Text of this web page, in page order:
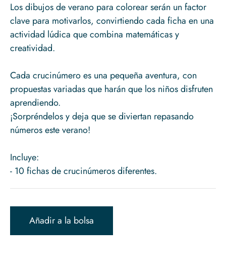
Los dibujos de verano para colorear serán un factor
clave para motivarlos, convirtiendo cada ficha en una
actividad lúdica que combina matemáticas y
creatividad.
Cada crucinúmero es una pequeña aventura, con
propuestas variadas que harán que los niños disfruten
aprendiendo.
¡Sorpréndelos y deja que se diviertan repasando
números este verano!
Incluye:
Añadir a la bolsa